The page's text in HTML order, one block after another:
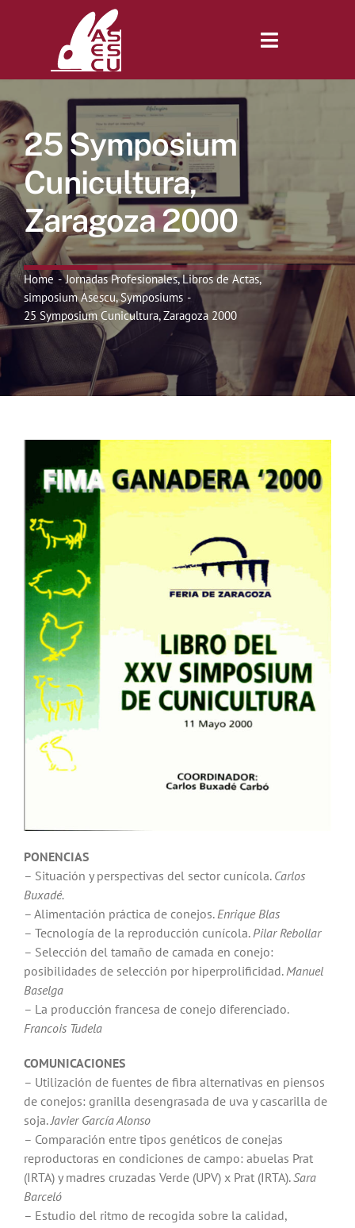
Toggle
Inicio
Revista
Tienda
Lonjas
Symposiums
Noticias
Contactar
WooCommerce My Account
WooCommerce Cart
25 Symposium
Cunicultura,
Zaragoza 2000
Home Jornadas Profesionales Libros de Actas
simposium Asescu Symposiums
25 Symposium Cunicultura, Zaragoza 2000
PONENCIAS
– Situación y perspectivas del sector cunícola. Carlos
Buxadé.
– Alimentación práctica de conejos. Enrique Blas
– Tecnología de la reproducción cunícola. Pilar Rebollar
– Selección del tamaño de camada en conejo:
posibilidades de selección por hiperprolificidad. Manuel
Baselga
– La producción francesa de conejo diferenciado.
Francois Tudela
COMUNICACIONES
– Utilización de fuentes de fibra alternativas en piensos
de conejos: granilla desengrasada de uva y cascarilla de
soja. Javier García Alonso
– Comparación entre tipos genéticos de conejas
reproductoras en condiciones de campo: abuelas Prat
(IRTA) y madres cruzadas Verde (UPV) x Prat (IRTA).Sara
Barceló
– Estudio del ritmo de recogida sobre la calidad,